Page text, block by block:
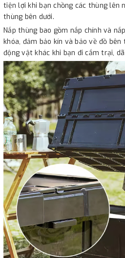
tiện lợi khi bạn chồng các thùng lên
thùng bên dưới.
Nắp thùng bao gồm nắp chính và
khóa, đảm bảo kín và bảo về đồ
động vật khác khi bạn đi cắm trại,